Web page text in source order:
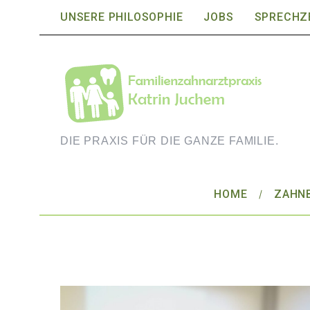
UNSERE PHILOSOPHIE JOBS
DIE PRAXIS FÜR DIE GANZE FAMILIE.
HOME